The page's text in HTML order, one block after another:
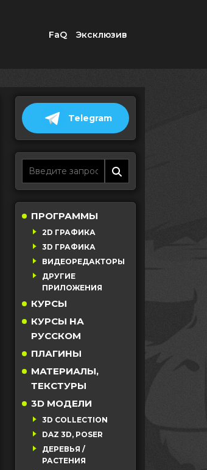
FaQ Эксклюзив
Telegram
ПРОГРАММЫ
2D ГРАФИКА
3D ГРАФИКА
ВИДЕОРЕДАКТОРЫ
ДРУГИЕ
ПРИЛОЖЕНИЯ
КУРСЫ
КУРСЫ НА
РУССКОМ
ПЛАГИНЫ
МАТЕРИАЛЫ,
ТЕКСТУРЫ
3D МОДЕЛИ
3D COLLECTION
DAZ 3D, POSER
ДЕРЕВЬЯ /
РАСТЕНИЯ